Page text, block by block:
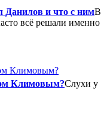
Данилов и что с нимВ
всё решали именно
Климовым?Слухи у